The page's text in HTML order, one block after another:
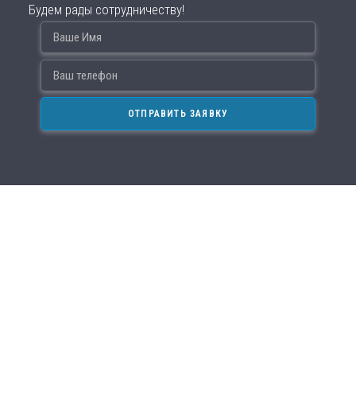
Будем рады сотрудничеству!